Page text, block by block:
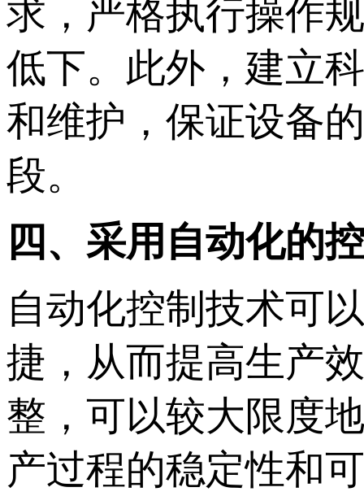
求，严格执行操作
低下。此外，建立
和维护，保证设备
段。
四、采用自动化的
自动化控制技术可
捷，从而提高生产
整，可以较大限度
产过程的稳定性和